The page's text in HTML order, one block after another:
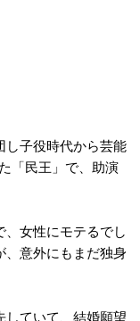
し子役時代から芸能
「民王」で、助演
女性にモテるでし
、意外にもまだ独身
していて、結婚願望